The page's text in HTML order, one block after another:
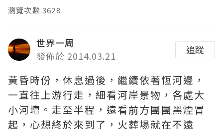
瀏覽次數:3628
世界一周
發佈於 2014.03.21
追蹤
黃昏時份，休息過後，繼續依著恆河邊，
一直往上游行走，細看河岸景物，各處大
小河壇。走至半程，遠看前方團團黑煙冒
起，心想終於來到了，火葬場就在不遠